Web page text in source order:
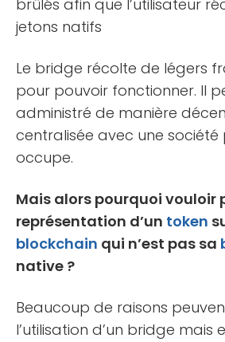
brûlés afin que l’utilisateur
jetons natifs
Le bridge récolte de légers
pour pouvoir fonctionner. Il
administré de manière
centralisée avec une société
occupe.
Mais alors pourquoi vouloir
représentation d’un token
blockchain qui n’est pas sa
native ?
Beaucoup de raisons
l’utilisation d’un bridge mais